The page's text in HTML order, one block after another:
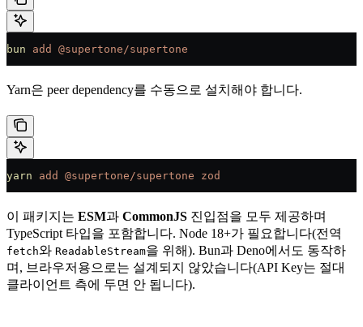
bun add @supertone/supertone
Yarn은 peer dependency를 수동으로 설치해야 합니다.
yarn add @supertone/supertone zod
이 패키지는 ESM과 CommonJS 진입점을 모두 제공하며
TypeScript 타입을 포함합니다. Node 18+가 필요합니다(전역
fetch와 ReadableStream을 위해). Bun과 Deno에서도 동작하
며, 브라우저용으로는 설계되지 않았습니다(API Key는 절대
클라이언트 측에 두면 안 됩니다).